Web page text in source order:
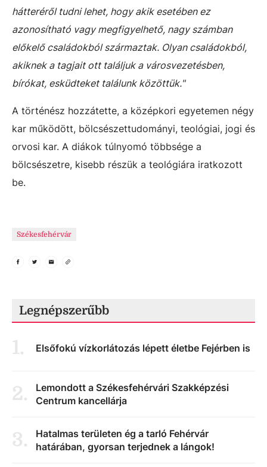
hátteréről tudni lehet, hogy akik esetében ez
azonosítható vagy megfigyelhető, nagy számban
előkelő családokból származtak. Olyan családokból,
akiknek a tagjait ott találjuk a városvezetésben,
bírókat, esküdteket találunk közöttük."
A történész hozzátette, a középkori egyetemen négy
kar működött, bölcsészettudományi, teológiai, jogi és
orvosi kar. A diákok túlnyomó többsége a
bölcsészetre, kisebb részük a teológiára iratkozott
be.
Székesfehérvár
Legnépszerűbb
1. Elsőfokú vízkorlátozás lépett életbe Fejérben is
2.
Lemondott a Székesfehérvári Szakképzési
Centrum kancellárja
3.
Hatalmas területen ég a tarló Fehérvár
határában, gyorsan terjednek a lángok!